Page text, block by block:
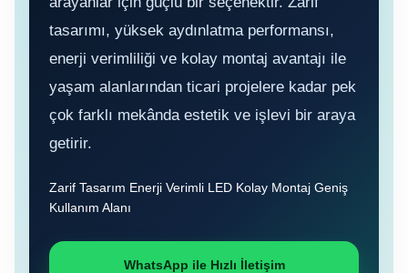
tasarımı, yüksek aydınlatma performansı,
enerji verimliliği ve kolay montaj avantajı ile
yaşam alanlarından ticari projelere kadar pek
çok farklı mekânda estetik ve işlevi bir araya
getirir.
Zarif Tasarım Enerji Verimli LED Kolay Montaj Geniş
Kullanım Alanı
WhatsApp ile Hızlı İletişim